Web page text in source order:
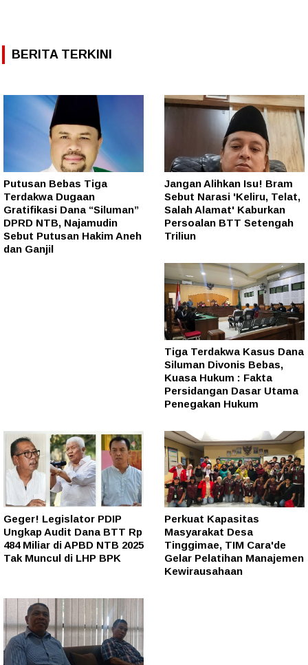
BERITA TERKINI
Putusan Bebas Tiga
Terdakwa Dugaan
Gratifikasi Dana “Siluman”
DPRD NTB, Najamudin
Sebut Putusan Hakim Aneh
dan Ganjil
Jangan Alihkan Isu! Bram
Sebut Narasi 'Keliru, Telat,
Salah Alamat' Kaburkan
Persoalan BTT Setengah
Triliun
Tiga Terdakwa Kasus Dana
Siluman Divonis Bebas,
Kuasa Hukum : Fakta
Persidangan Dasar Utama
Penegakan Hukum
Geger! Legislator PDIP
Ungkap Audit Dana BTT Rp
484 Miliar di APBD NTB 2025
Tak Muncul di LHP BPK
Perkuat Kapasitas
Masyarakat Desa
Tinggimae, TIM Cara'de
Gelar Pelatihan Manajemen
Kewirausahaan